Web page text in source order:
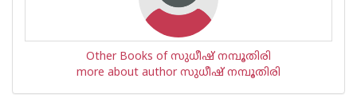
Other Books of സുധീഷ് നമ്പൂതിരി
more about author സുധീഷ് നമ്പൂതിരി